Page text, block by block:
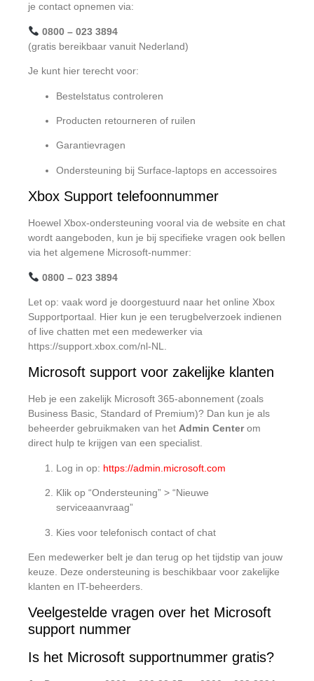
je contact opnemen via:
0800 – 023 3894
(gratis bereikbaar vanuit Nederland)
Je kunt hier terecht voor:
Bestelstatus controleren
Producten retourneren of ruilen
Garantievragen
Ondersteuning bij Surface-laptops en accessoires
Xbox Support telefoonnummer
Hoewel Xbox-ondersteuning vooral via de website en chat
wordt aangeboden, kun je bij specifieke vragen ook bellen
via het algemene Microsoft-nummer:
0800 – 023 3894
Let op: vaak word je doorgestuurd naar het online Xbox
Supportportaal. Hier kun je een terugbelverzoek indienen
of live chatten met een medewerker via
https://support.xbox.com/nl-NL
Microsoft support voor zakelijke klanten
Heb je een zakelijk Microsoft 365-abonnement (zoals
Business Basic, Standard of Premium)? Dan kun je als
beheerder gebruikmaken van het Admin Centerom
direct hulp te krijgen van een specialist.
Log in op: https://admin.microsoft.com
Klik op “Ondersteuning” > “Nieuwe
serviceaanvraag”
Kies voor telefonisch contact of chat
Een medewerker belt je dan terug op het tijdstip van jouw
keuze. Deze ondersteuning is beschikbaar voor zakelijke
klanten en IT-beheerders.
Veelgestelde vragen over het Microsoft
support nummer
Is het Microsoft supportnummer gratis?